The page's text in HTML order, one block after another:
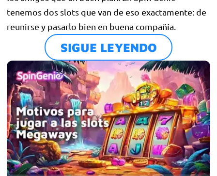
tenemos dos slots que van de eso exactamente: de
reunirse y pasarlo bien en buena compañía.
SIGUE LEYENDO